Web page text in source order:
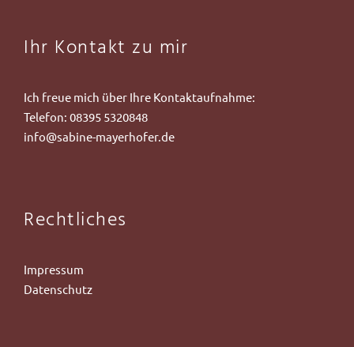
Ihr Kontakt zu mir
Ich freue mich über Ihre Kontaktaufnahme:
Telefon: 08395 5320848
info@sabine-mayerhofer.de
Rechtliches
Impressum
Datenschutz